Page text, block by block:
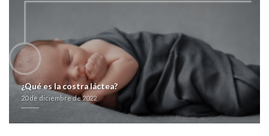
zyloprim zyloric argentina
20 de diciembre de 2022
¿Qué es la costra láctea?
20 de diciembre de 2022